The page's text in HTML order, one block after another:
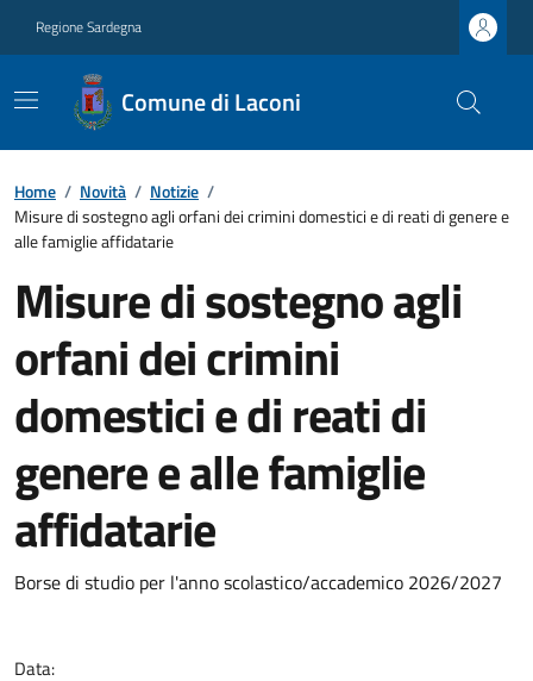
Regione Sardegna
Comune di Laconi
Home / Novità / Notizie /
Misure di sostegno agli orfani dei crimini domestici e di reati di genere e
alle famiglie affidatarie
Misure di sostegno agli
orfani dei crimini
domestici e di reati di
genere e alle famiglie
affidatarie
Borse di studio per l'anno scolastico/accademico 2026/2027
Data: